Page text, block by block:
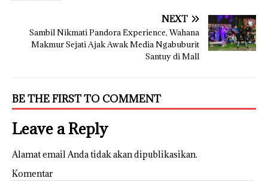
NEXT
Sambil Nikmati Pandora Experience, Wahana
Makmur Sejati Ajak Awak Media Ngabuburit
Santuy di Mall
BE THE FIRST TO COMMENT
Leave a Reply
Alamat email Anda tidak akan dipublikasikan.
Komentar